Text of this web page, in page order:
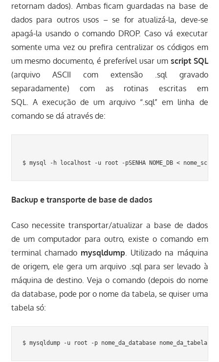
retornam dados). Ambas ficam guardadas na base de
dados para outros usos – se for atualizá-la, deve-se
apagá-la usando o comando DROP. Caso vá executar
somente uma vez ou prefira centralizar os códigos em
um mesmo documento, é preferível usar um script SQL
(arquivo ASCII com extensão .sql gravado
separadamente) com as rotinas escritas em
SQL. A execução de um arquivo “.sql” em linha de
comando se dá através de:
Backup e transporte de base de dados
Caso necessite transportar/atualizar a base de dados
de um computador para outro, existe o comando em
terminal chamado mysqldump. Utilizado na máquina
de origem, ele gera um arquivo .sql para ser levado à
máquina de destino. Veja o comando (depois do nome
da database, pode por o nome da tabela, se quiser uma
tabela só:
$ mysqldump -u root -p nome_da_database nome_da_tabela >